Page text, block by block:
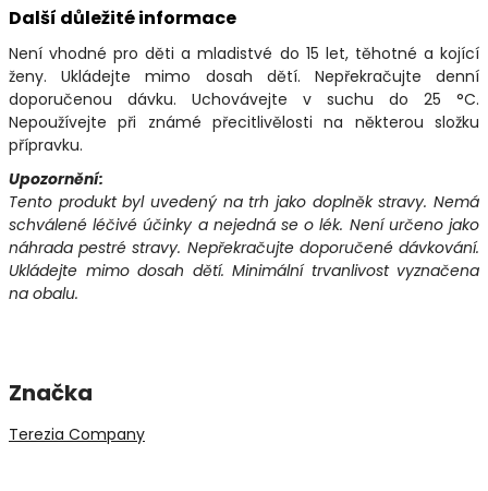
Další důležité informace
Není vhodné pro děti a mladistvé do 15 let, těhotné a kojící
ženy. Ukládejte mimo dosah dětí. Nepřekračujte denní
doporučenou dávku. Uchovávejte v suchu do 25 °C.
Nepoužívejte při známé přecitlivělosti na některou složku
přípravku.
Upozornění:
Tento produkt byl uvedený na trh jako doplněk stravy. Nemá
schválené léčivé účinky a nejedná se o lék. Není určeno jako
náhrada pestré stravy. Nepřekračujte doporučené dávkování.
Ukládejte mimo dosah dětí. Minimální trvanlivost vyznačena
na obalu.
Značka
Terezia Company